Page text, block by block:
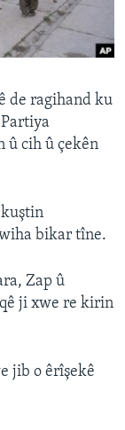
de ragihand ku
û cih û çekên
bikar tîne.
Zap û
ji xwe re kirin
jib o êrîşekê